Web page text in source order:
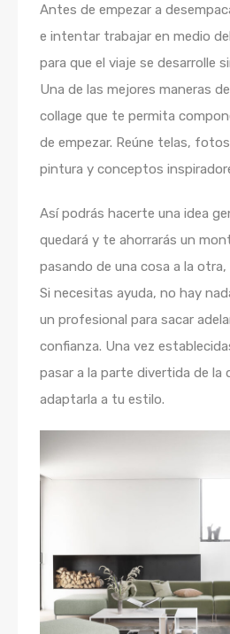
Antes de empezar a
e intentar trabajar en medio
para que el viaje se desarrolle
Una de las mejores maneras
collage que te permita
de empezar. Reúne telas,
pintura y conceptos
Así podrás hacerte una idea
quedará y te ahorrarás un
pasando de una cosa a la
Si necesitas ayuda, no hay
un profesional para sacar
confianza. Una vez
pasar a la parte divertida de la
adaptarla a tu estilo.